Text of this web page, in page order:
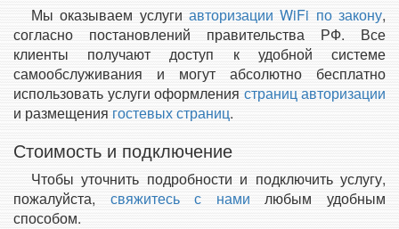
Мы оказываем услуги авторизации WiFi по закону,
согласно постановлений правительства РФ. Все
клиенты получают доступ к удобной системе
самообслуживания и могут абсолютно бесплатно
использовать услуги оформления страниц авторизации
и размещения гостевых страниц.
Стоимость и подключение
Чтобы уточнить подробности и подключить услугу,
пожалуйста, свяжитесь с нами любым удобным
способом.